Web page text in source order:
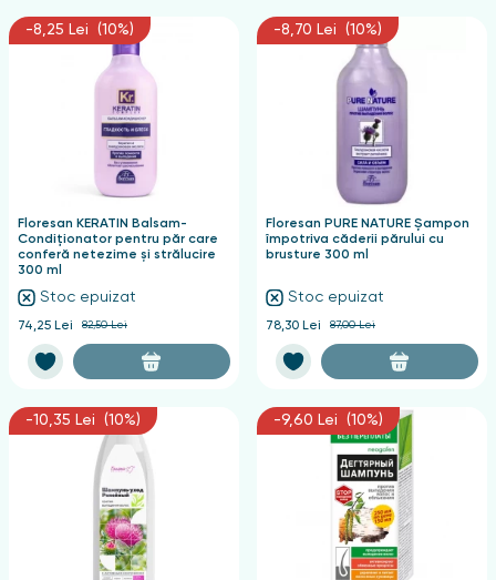
-8,25 Lei (10%)
Floresan KERATIN Balsam-
Condiționator pentru păr care
conferă netezime și strălucire
300 ml
Stoc epuizat
74,25 Lei 82,50 Lei
-8,70 Lei (10%)
Floresan PURE NATURE Șampon
împotriva căderii părului cu
brusture 300 ml
Stoc epuizat
78,30 Lei 87,00 Lei
-10,35 Lei (10%) -9,60 Lei (10%)